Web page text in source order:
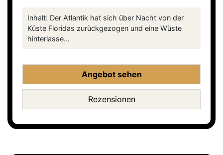
Inhalt: Der Atlantik hat sich über Nacht von der
Küste Floridas zurückgezogen und eine Wüste
hinterlasse...
Angebot sehen
Rezensionen